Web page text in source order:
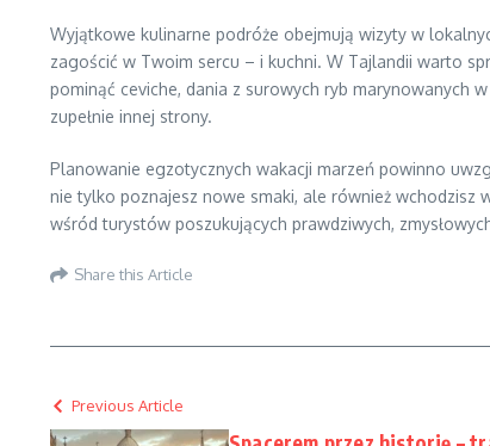
Wyjątkowe kulinarne podróże obejmują wizyty w
zagościć w Twoim sercu – i kuchni. W Tajlandii warto
pominąć ceviche, dania z surowych ryb marynowanych
zupełnie innej strony.
Planowanie egzotycznych wakacji marzeń powinno
nie tylko poznajesz nowe smaki, ale również wchodzisz
wśród turystów poszukujących prawdziwych,
Share this Article
Previous Article